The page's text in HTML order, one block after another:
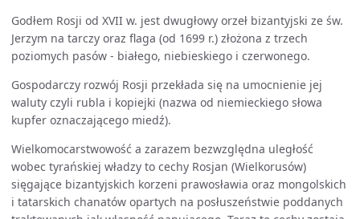
Godłem Rosji od XVII w. jest dwugłowy orzeł bizantyjski ze św.
Jerzym na tarczy oraz flaga (od 1699 r.) złożona z trzech
poziomych pasów - białego, niebieskiego i czerwonego.
Gospodarczy rozwój Rosji przekłada się na umocnienie jej
waluty czyli rubla i kopiejki (nazwa od niemieckiego słowa
kupfer oznaczającego miedź).
Wielkomocarstwowość a zarazem bezwzględna uległość
wobec tyrańskiej władzy to cechy Rosjan (Wielkorusów)
sięgające bizantyjskich korzeni prawosławia oraz mongolskich
i tatarskich chanatów opartych na posłuszeństwie poddanych